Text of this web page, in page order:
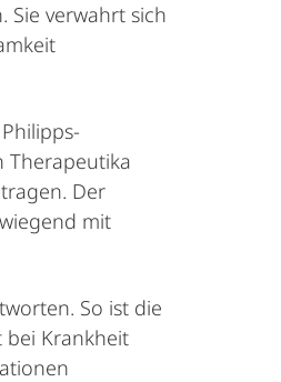
Sie verwahrt sich
Therapeutika
Der
mit
So ist die
bei Krankheit